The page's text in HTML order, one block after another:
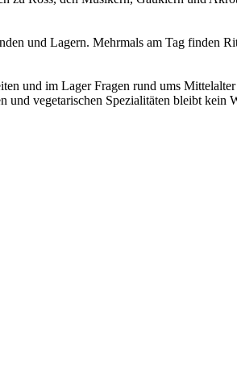
und Lagern. Mehrmals am Tag finden
und im Lager Fragen rund ums
und vegetarischen Spezialitäten bleibt kein